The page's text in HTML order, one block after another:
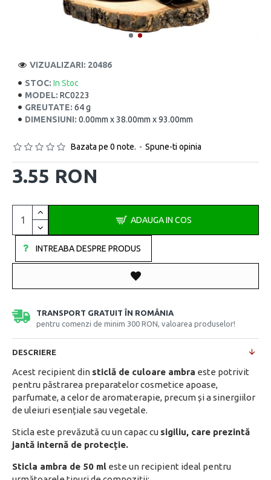
STOC: In Stoc
MODEL: RC0223
GREUTATE: 64 g
DIMENSIUNI: 0.00mm x 38.00mm x 93.00mm
VIZUALIZARI: 20486
Bazata pe 0 note. - Spune-ti opinia
3.55 RON
ADAUGA IN COS
INTREABA DESPRE PRODUS
TRANSPORT GRATUIT ÎN ROMÂNIA
pentru comenzi de minim 300 RON, valoarea produselor!
DESCRIERE
Acest recipient din sticlă de culoare ambra este potrivit
pentru păstrarea preparatelor cosmetice apoase,
parfumate, a celor de aromaterapie, precum și a sinergiilor
de uleiuri esențiale sau vegetale.
Sticla este prevăzută cu un capac cu sigiliu, care prezintă
jantă internă de protecție.
Sticla ambra de 50 ml este un recipient ideal pentru